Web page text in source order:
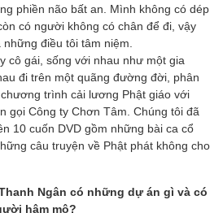
phiền não bất an. Mình không có dép
có người không có chân để đi, vậy
điều tôi tâm niệm.
cô gái, sống với nhau như một gia
đi trên một quãng đường đời, phân
trình cải lương Phật giáo với
gọi Công ty Chơn Tâm. Chúng tôi đã
10 cuốn DVD gồm những bài ca cổ
câu truyện về Phật phát không cho
Ngân có những dự án gì và có
hâm mộ?